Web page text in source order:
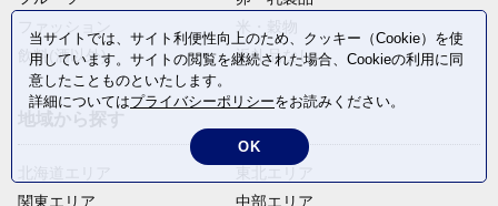
飲料(酒以外)
返礼品なし
関東エリア
中部エリア
当サイトでは、サイト利便性向上のため、クッキー（Cookie）を使
用しています。サイトの閲覧を継続された場合、Cookieの利用に同
意したことものといたします。
詳細についてはプライバシーポリシーをお読みください。
OK